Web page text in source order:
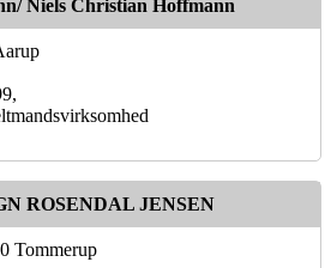
Niels Christian Hoffmann
ROSENDAL JENSEN
Tommerup